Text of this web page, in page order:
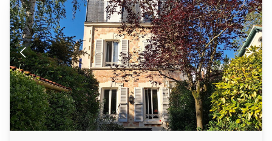
télétravail. À l'étage, trois belles chambres et une
grande salle de bains avec double vasque, baignoire
et douche offrent tout le confort nécessaire à la vie de
famille. Le sous-sol total constitue un véritable atout. Il
se compose d'une buanderie, d'une cave à vin, et
d'un espace de 30m² a ménagé d'une suite parentale
avec sa salle de douche et wc privatif. Le terrain de
202m² offre un jardin clos, cosy et sans vis-à -vis. Sa
jolie terrasse invite aux moments de partage et de
détente. Le garage de 23 m² a été aménagé en studio
indépendant avec salle de douche et WC, idéal pour